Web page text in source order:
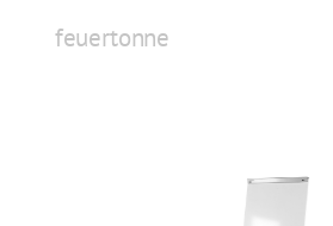
feuertonne